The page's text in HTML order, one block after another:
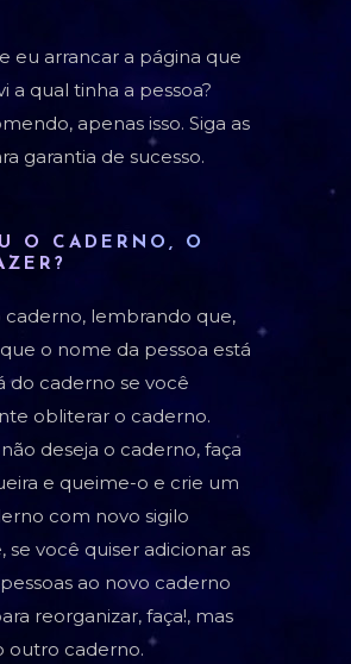
eu arrancar a página que
a qual tinha a pessoa?
apenas isso. Siga as
garantia de sucesso.
O CADERNO, O
caderno, lembrando que,
o nome da pessoa está
do caderno se você
obliterar o caderno.
deseja o caderno, faça
e queime-o e crie um
com novo sigilo
se você quiser adicionar as
ao novo caderno
reorganizar, faça!, mas
outro caderno.